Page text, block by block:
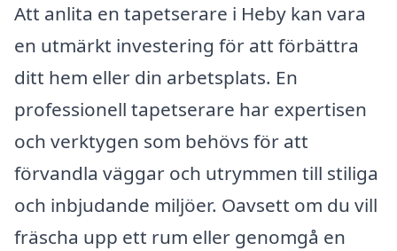
Att anlita en tapetserare i Heby kan vara
en utmärkt investering för att förbättra
ditt hem eller din arbetsplats. En
professionell tapetserare har expertisen
och verktygen som behövs för att
förvandla väggar och utrymmen till stiliga
och inbjudande miljöer. Oavsett om du vill
fräscha upp ett rum eller genomgå en